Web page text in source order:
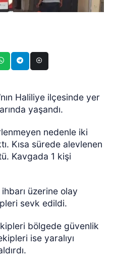
Haliliye ilçesinde yer
yaşandı.
nedenle iki
Kısa sürede alevlenen
Kavgada 1 kişi
üzerine olay
sevk edildi.
bölgede güvenlik
ise yaralıyı